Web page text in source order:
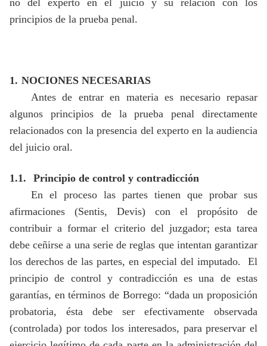
no del experto en el juicio y su relación con los
principios de la prueba penal.
1. NOCIONES NECESARIAS
Antes de entrar en materia es necesario repasar
algunos principios de la prueba penal directamente
relacionados con la presencia del experto en la audiencia
del juicio oral.
1.1.
Principio de control y contradicción
En el proceso las partes tienen que probar sus
afirmaciones (Sentis, Devis) con el propósito de
contribuir a formar el criterio del juzgador; esta tarea
debe ceñirse a una serie de reglas que intentan garantizar
los derechos de las partes, en especial del imputado.
El
principio de control y contradicción es una de estas
garantías, en términos de Borrego: “dada un proposición
probatoria, ésta debe ser efectivamente observada
(controlada) por todos los interesados, para preservar el